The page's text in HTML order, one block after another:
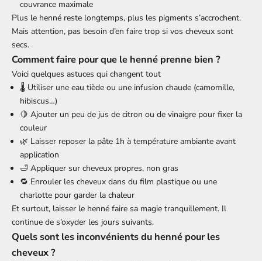
couvrance maximale
Plus le henné reste longtemps, plus les pigments s’accrochent.
Mais attention, pas besoin d’en faire trop si vos cheveux sont
secs.
Comment faire pour que le henné prenne bien ?
Voici quelques astuces qui changent tout
🌡️ Utiliser une eau tiède ou une infusion chaude (camomille,
hibiscus…)
🍋 Ajouter un peu de jus de citron ou de vinaigre pour fixer la
couleur
🌿 Laisser reposer la pâte 1h à température ambiante avant
application
🛁 Appliquer sur cheveux propres, non gras
🔁 Enrouler les cheveux dans du film plastique ou une
charlotte pour garder la chaleur
Et surtout, laisser le henné faire sa magie tranquillement. Il
continue de s’oxyder les jours suivants.
Quels sont les inconvénients du henné pour les
cheveux ?